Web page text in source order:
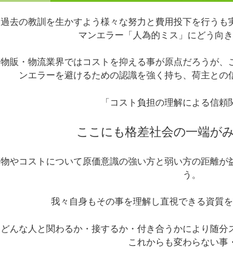
過去の教訓を生かすよう様々な努力と費用投下を行う
マンエラー「人為的ミス」にどう向
物販・物流業界ではコストを抑える事が原点だろうが
ンエラーを避けるための認識を強く持ち、荷主との
「コスト負担の理解による信頼
ここにも格差社会の一端が
物やコストについて原価意識の強い方と弱い方の距離が
う。
我々自身もその事を理解し直視できる資質
どんな人と関わるか・接するか・付き合うかにより随
これからも変わらない事